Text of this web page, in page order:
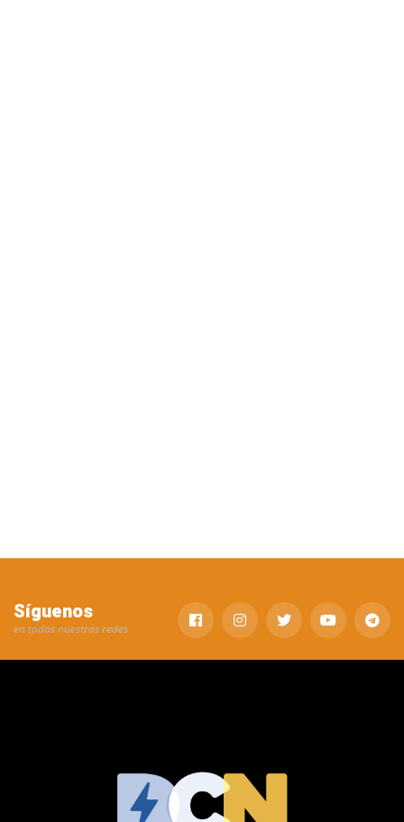
Síguenos
en todas nuestras redes